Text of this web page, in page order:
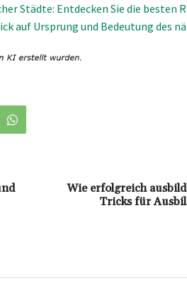
Städte: Entdecken Sie die besten
auf Ursprung und Bedeutung des
Wie erfolgreich
Tricks für